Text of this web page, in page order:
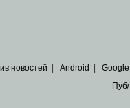
новостей Android Google